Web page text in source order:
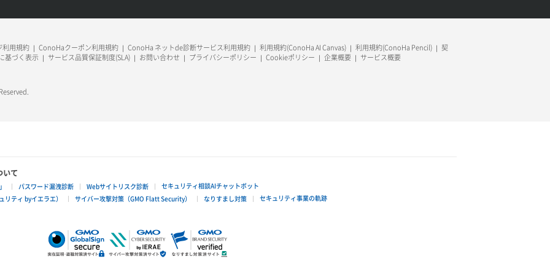
用規約 ConoHaクーポン利用規約 ConoHa ネットde診断サービス利用規約 利用規約(ConoHa AI Canvas) 利用規約(ConoHa Pencil)
契
基づく表示
サービス品質保証制度(SLA) お問い合わせ プライバシーポリシー Cookieポリシー 企業概要 サービス概要
いて
パスワード漏洩診断 Webサイトリスク診断
セキュリティ相談AIチャットボット
ティ byイエラエ）
サイバー攻撃対策（GMO Flatt Security） なりすまし対策 セキュリティ事業の軌跡